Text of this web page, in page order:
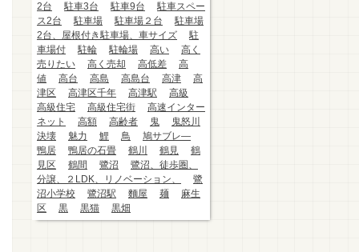
2台
駐車3台 駐車9台
駐車スペー
ス2台
駐車場 駐車場２台
駐車場
2台、屋根付き駐車場、車サイズ
駐
車場付
駐輪 駐輪場 高い
高く
売りたい
高く売却 高低差
高
値
高台 高島 高島台 高津
高
津区
高津区千年 高津駅
高級
高級住宅
高級住宅街
高速インター
ネット
高額 高齢者 鬼
鬼怒川
決壊
魅力 鯉 鳥
鳩サブレ―
鴨居
鴨居の石畳 鶴川 鶴見
鶴
見区
鶴間 鷺沼
鷺沼、徒歩圏、
分譲、２LDK、リノベーション、
鷺
沼小学校
鷺沼駅 麵屋 麺
麻生
区
黒 黒猫 黒畑